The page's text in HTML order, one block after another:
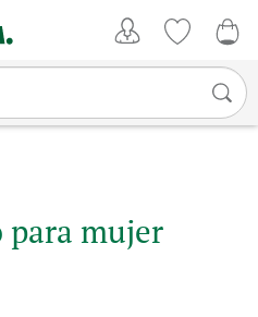
para mujer